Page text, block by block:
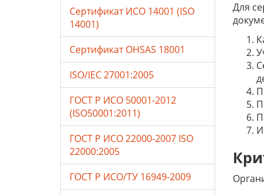
Для
Сертификат ИСО 14001 (ISO
14001)
Сертификат OHSAS 18001
ISO/IEC 27001:2005
ГОСТ Р ИСО 50001-2012
(ISO50001:2011)
ГОСТ Р ИСО 22000-2007 ISO
22000:2005
ГОСТ Р ИСО/ТУ 16949-2009